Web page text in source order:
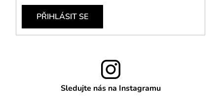
PŘIHLÁSIT SE
Sledujte nás na Instagramu